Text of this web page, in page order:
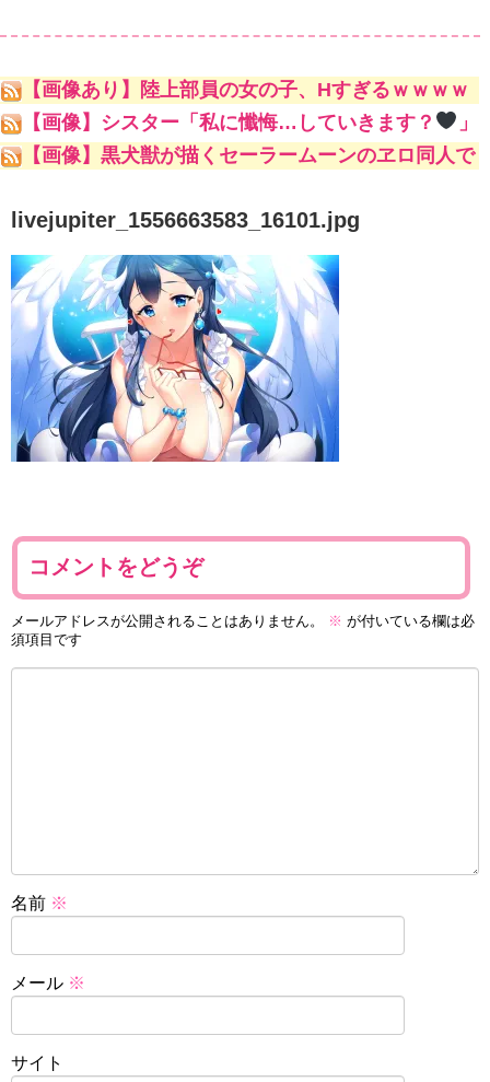
【画像あり】陸上部員の女の子、Hすぎるｗｗｗｗ
ｗ
【画像】シスター「私に懺悔…していきます？
」
【画像】黒犬獣が描くセーラームーンのヱロ同人で
livejupiter_1556663583_16101.jpg
コメントをどうぞ
メールアドレスが公開されることはありません。 ※ が付いている欄は必
須項目です
名前 ※
メール ※
サイト